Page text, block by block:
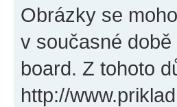
Obrázky se
v současné
board. Z tohoto
http://